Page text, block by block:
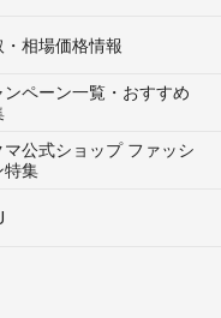
・相場価格情報
ンペーン一覧・おすすめ
マ公式ショップ ファッシ
特集